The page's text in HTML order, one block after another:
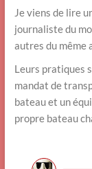
Je viens de lire
journaliste du
autres du même
Leurs pratiques
mandat de
bateau et un
propre bateau